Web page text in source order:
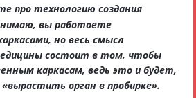
про технологию создания
вы работаете
но весь смысл
состоит в том, чтобы
каркасам, ведь это и будет,
орган в пробирке».